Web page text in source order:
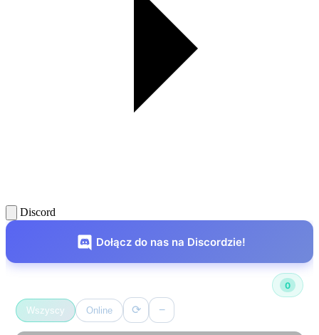
Discord
Dołącz do nas na Discordzie!
0
Wszyscy Online ⟳ −